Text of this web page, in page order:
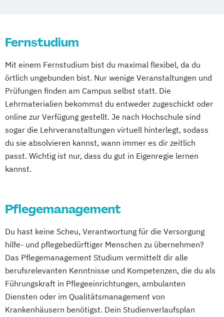
Psychologie und Psychologische Beratung
Pädagogische Psychologie
Soziale Arbeit Sozialmanagement
Fernstudium
Mit einem Fernstudium bist du maximal flexibel, da du
örtlich ungebunden bist. Nur wenige Veranstaltungen und
Prüfungen finden am Campus selbst statt. Die
Lehrmaterialien bekommst du entweder zugeschickt oder
online zur Verfügung gestellt. Je nach Hochschule sind
sogar die Lehrveranstaltungen virtuell hinterlegt, sodass
du sie absolvieren kannst, wann immer es dir zeitlich
passt. Wichtig ist nur, dass du gut in Eigenregie lernen
kannst.
Pflegemanagement
Du hast keine Scheu, Verantwortung für die Versorgung
hilfe- und pflegebedürftiger Menschen zu übernehmen?
Das Pflegemanagement Studium vermittelt dir alle
berufsrelevanten Kenntnisse und Kompetenzen, die du als
Führungskraft in Pflegeeinrichtungen, ambulanten
Diensten oder im Qualitätsmanagement von
Krankenhäusern benötigst. Dein Studienverlaufsplan